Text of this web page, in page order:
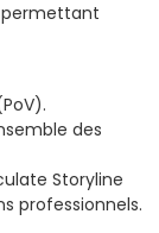
permettant
des
Storyline
professionnels.